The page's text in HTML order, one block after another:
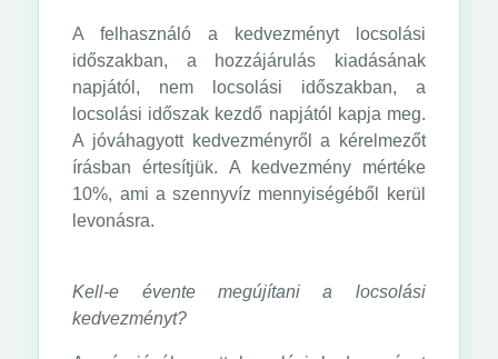
A felhasználó a kedvezményt locsolási
időszakban, a hozzájárulás kiadásának
napjától, nem locsolási időszakban, a
locsolási időszak kezdő napjától kapja meg.
A jóváhagyott kedvezményről a kérelmezőt
írásban értesítjük. A kedvezmény mértéke
10%, ami a szennyvíz mennyiségéből kerül
levonásra.
Kell-e évente megújítani a locsolási
kedvezményt?